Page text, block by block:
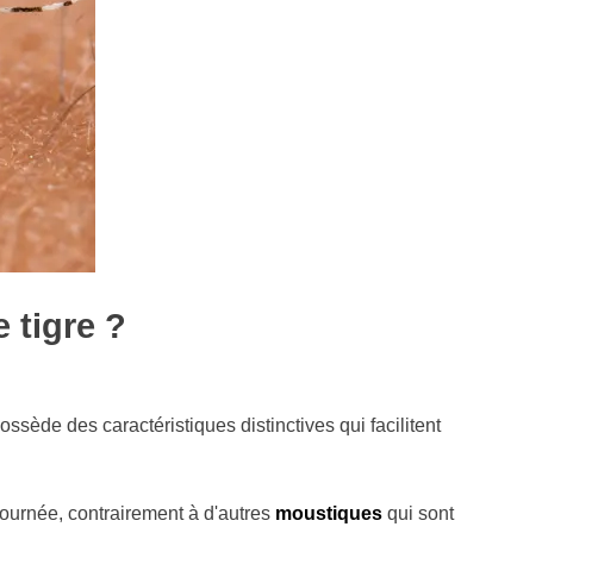
tigre ?
des caractéristiques distinctives qui facilitent
contrairement à d'autres moustiques qui sont